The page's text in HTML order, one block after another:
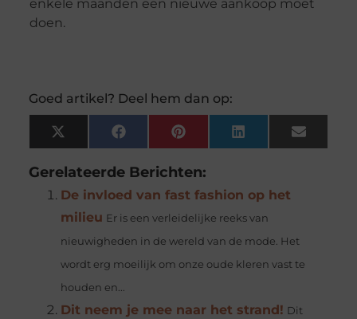
enkele maanden een nieuwe aankoop moet
doen.
Goed artikel? Deel hem dan op:
X
(Twitter)
FacebookPinterest LinkedIn Email
Gerelateerde Berichten:
De invloed van fast fashion op het
milieu Er is een verleidelijke reeks van
nieuwigheden in de wereld van de mode. Het
wordt erg moeilijk om onze oude kleren vast te
houden en...
Dit neem je mee naar het strand! Dit